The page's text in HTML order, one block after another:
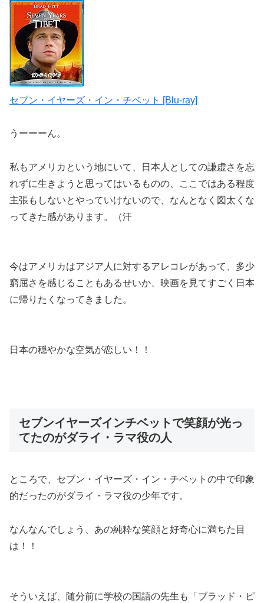
セブン・イヤーズ・イン・チベット [Blu-ray]
うーーーん。
私もアメリカという地にいて、日本人としての謙虚さを忘
れずに生きようと思ってはいるものの、ここではある程度
主張もしないとやっていけないので、なんとなく図太くな
ってきた感があります。（汗
今はアメリカはアジア人に対するアレコレがあって、多少
窮屈さを感じることもあるせいか、映画を見てすごく日本
に帰りたくなってきました。
日本の穏やかな空気が恋しい！！
セブンイヤーズインチベットで笑顔が光っ
てたのがダライ・ラマ役の人
ところで、セブン・イヤーズ・イン・チベットの中で印象
的だったのがダライ・ラマ役の少年です。
なんなんでしょう、あの純粋な笑顔と好奇心に満ちた目
は！！
そういえば、随分前に学校の国語の先生も「ブラッド・ピ